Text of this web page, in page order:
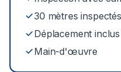
30 mètres inspectés
Déplacement inclus
Main-d'œuvre